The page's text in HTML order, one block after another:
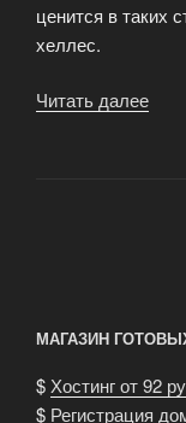
ценится в таких
хеллес.
Читать далее
МАГАЗИН
$ Хостинг от 92
$ Регистрация